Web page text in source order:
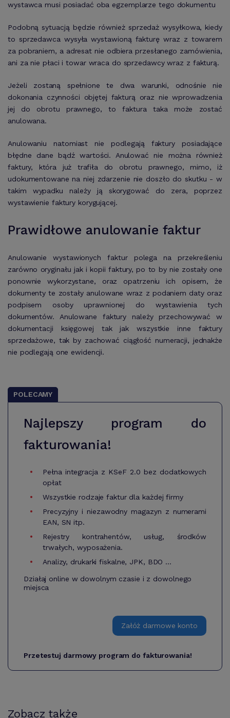
wystawca musi posiadać oba egzemplarze tego dokumentu
Podobną sytuacją będzie również sprzedaż wysyłkowa, kiedy
to sprzedawca wysyła wystawioną fakturę wraz z towarem
za pobraniem, a adresat nie odbiera przesłanego zamówienia,
ani za nie płaci i towar wraca do sprzedawcy wraz z fakturą.
Jeżeli zostaną spełnione te dwa warunki, odnośnie nie
dokonania czynności objętej fakturą oraz nie wprowadzenia
jej do obrotu prawnego, to faktura taka może zostać
anulowana.
Anulowaniu natomiast nie podlegają faktury posiadające
błędne dane bądź wartości. Anulować nie można również
faktury, która już trafiła do obrotu prawnego, mimo, iż
udokumentowane na niej zdarzenie nie doszło do skutku - w
takim wypadku należy ją skorygować do zera, poprzez
wystawienie faktury korygującej.
Prawidłowe anulowanie faktur
Anulowanie wystawionych faktur polega na przekreśleniu
zarówno oryginału jak i kopii faktury, po to by nie zostały one
ponownie wykorzystane, oraz opatrzeniu ich opisem, że
dokumenty te zostały anulowane wraz z podaniem daty oraz
podpisem osoby uprawnionej do wystawienia tych
dokumentów. Anulowane faktury należy przechowywać w
dokumentacji księgowej tak jak wszystkie inne faktury
sprzedażowe, tak by zachować ciągłość numeracji, jednakże
nie podlegają one ewidencji.
POLECAMY
Najlepszy program do
fakturowania!
Pełna integracja z KSeF 2.0 bez dodatkowych
opłat
Wszystkie rodzaje faktur dla każdej firmy
Precyzyjny i niezawodny magazyn z numerami
EAN, SN itp.
Rejestry kontrahentów, usług, środków
trwałych, wyposażenia.
Analizy, drukarki fiskalne, JPK, BDO ...
Działaj online w dowolnym czasie i z dowolnego
miejsca
Załóż darmowe konto
Przetestuj darmowy program do fakturowania!
Zobacz także